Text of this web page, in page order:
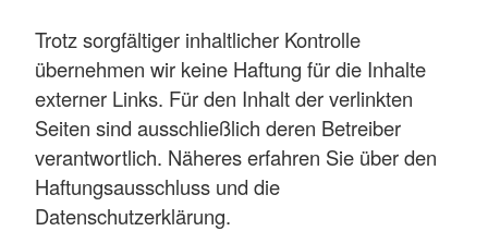
Trotz sorgfältiger inhaltlicher Kontrolle
übernehmen wir keine Haftung für die Inhalte
externer Links. Für den Inhalt der verlinkten
Seiten sind ausschließlich deren Betreiber
verantwortlich. Näheres erfahren Sie über den
Haftungsausschluss und die
Datenschutzerklärung.